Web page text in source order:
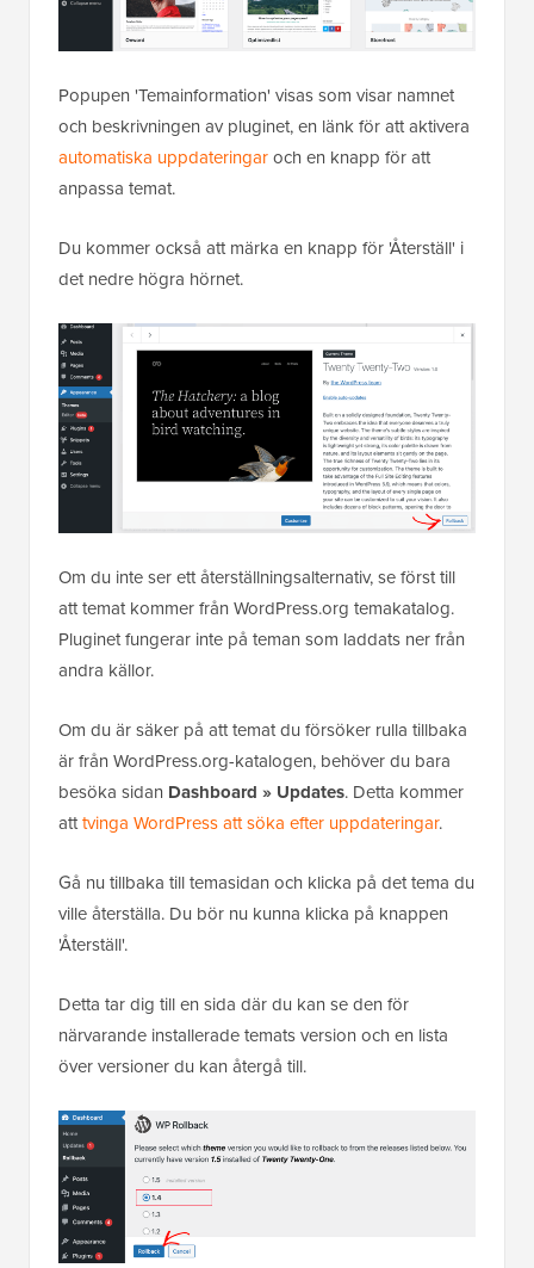
Popupen 'Temainformation' visas som visar namnet
och beskrivningen av pluginet, en länk för att aktivera
automatiska uppdateringaroch en knapp för att
anpassa temat.
Du kommer också att märka en knapp för 'Återställ' i
det nedre högra hörnet.
Om du inte ser ett återställningsalternativ, se först till
att temat kommer från WordPress.org temakatalog.
Pluginet fungerar inte på teman som laddats ner från
andra källor.
Om du är säker på att temat du försöker rulla tillbaka
är från WordPress.org-katalogen, behöver du bara
besöka sidan Dashboard » Updates. Detta kommer
atttvinga WordPress att söka efter uppdateringar.
Gå nu tillbaka till temasidan och klicka på det tema du
ville återställa. Du bör nu kunna klicka på knappen
'Återställ'.
Detta tar dig till en sida där du kan se den för
närvarande installerade temats version och en lista
över versioner du kan återgå till.